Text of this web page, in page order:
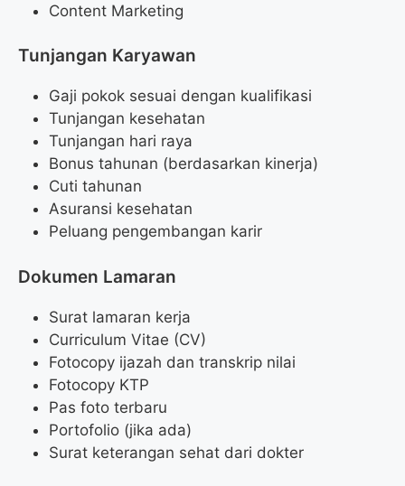
Content Marketing
Tunjangan Karyawan
Gaji pokok sesuai dengan kualifikasi
Tunjangan kesehatan
Tunjangan hari raya
Bonus tahunan (berdasarkan kinerja)
Cuti tahunan
Asuransi kesehatan
Peluang pengembangan karir
Dokumen Lamaran
Surat lamaran kerja
Curriculum Vitae (CV)
Fotocopy ijazah dan transkrip nilai
Fotocopy KTP
Pas foto terbaru
Portofolio (jika ada)
Surat keterangan sehat dari dokter